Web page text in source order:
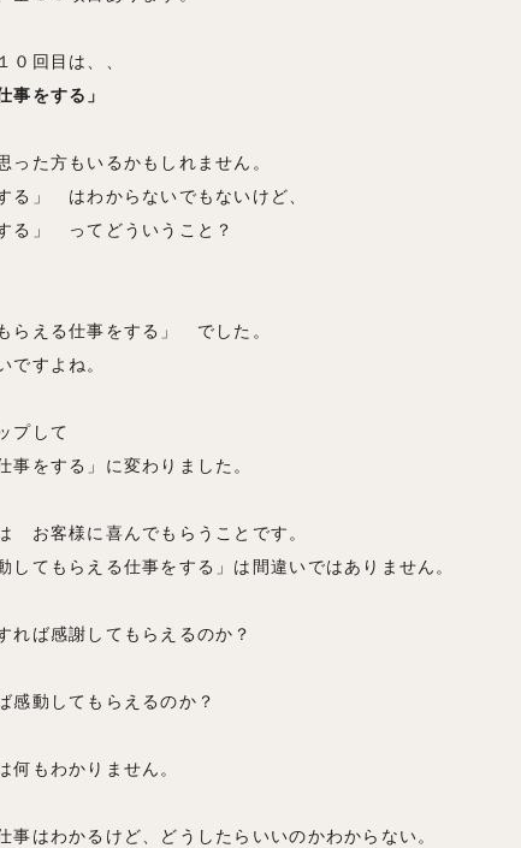
０回⽬は、、
事をする」
った方もいるかもしれません。
る」 はわからないでもないけど、
る」 ってどういうこと？
らえる仕事をする」 でした。
ですよね。
プして
事をする」に変わりました。
お客様に喜んでもらうことです。
してもらえる仕事をする」は間違いではありません。
れば感謝してもらえるのか？
感動してもらえるのか？
何もわかりません。
事はわかるけど、どうしたらいいのかわからない。